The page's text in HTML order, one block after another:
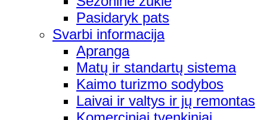
Pasidaryk pats
Svarbi informacija
Apranga
Matų ir standartų sistema
Kaimo turizmo sodybos
Laivai ir valtys ir jų remontas